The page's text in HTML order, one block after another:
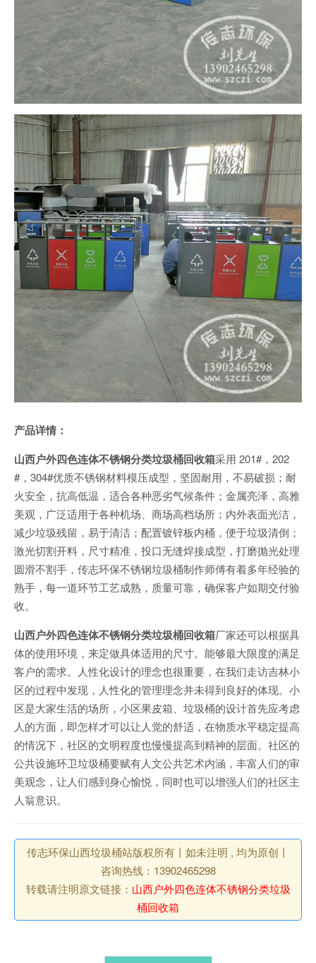
产品详情：
山西户外四色连体不锈钢分类垃圾桶回收箱采用 201#，202
#，304#优质不锈钢材料模压成型，坚固耐用，不易破损；耐
火安全，抗高低温，适合各种恶劣气候条件；金属亮泽，高雅
美观，广泛适用于各种机场、商场高档场所；内外表面光洁，
减少垃圾残留，易于清洁；配置镀锌板内桶，便于垃圾清倒；
激光切割开料，尺寸精准，投口无缝焊接成型，打磨抛光处理
圆滑不割手，传志环保不锈钢垃圾桶制作师傅有着多年经验的
熟手，每一道环节工艺成熟，质量可靠，确保客户如期交付验
收。
山西户外四色连体不锈钢分类垃圾桶回收箱厂家还可以根据具
体的使用环境，来定做具体适用的尺寸。能够最大限度的满足
客户的需求。人性化设计的理念也很重要，在我们走访吉林小
区的过程中发现，人性化的管理理念并未得到良好的体现。小
区是大家生活的场所，小区果皮箱、垃圾桶的设计首先应考虑
人的方面，即怎样才可以让人觉的舒适，在物质水平稳定提高
的情况下，社区的文明程度也慢慢提高到精神的层面。社区的
公共设施环卫垃圾桶要赋有人文公共艺术内涵，丰富人们的审
美观念，让人们感到身心愉悦，同时也可以增强人们的社区主
人翁意识。
传志环保山西垃圾桶站版权所有丨如未注明 , 均为原创丨
咨询热线：13902465298
转载请注明原文链接： 山西户外四色连体不锈钢分类垃圾
桶回收箱